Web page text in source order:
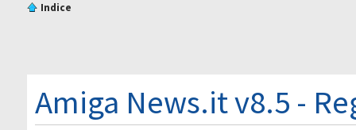
Indice
Amiga News.it v8.5 -